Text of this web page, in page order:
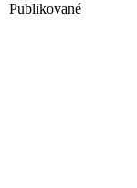
Publikované